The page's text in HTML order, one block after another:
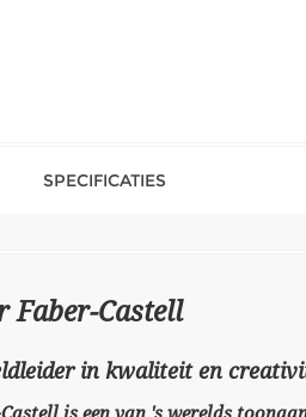
SPECIFICATIES
Faber-Castell
in kwaliteit en